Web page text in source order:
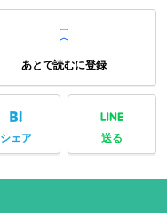
あとで読むに登録
シェア 送る